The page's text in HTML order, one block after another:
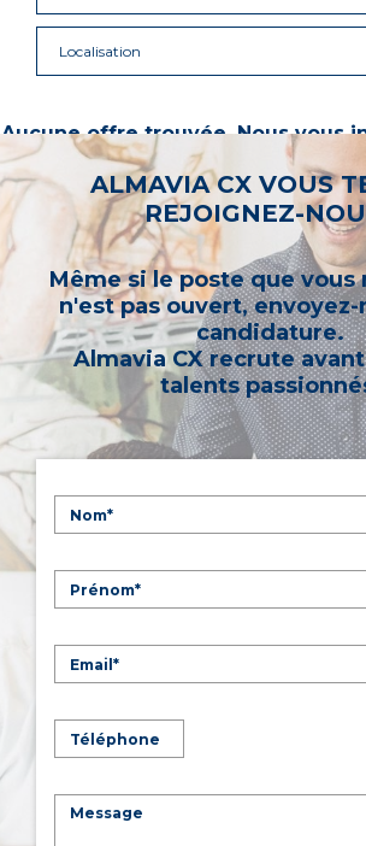
Localisation
Aucune offre trouvée. Nous vous
d’autres mots-clés ou à
ALMAVIA CX VOUS
REJOIGNEZ-
Même si le poste que vous
n'est pas ouvert,
candidature.
Almavia CX recrute
talents